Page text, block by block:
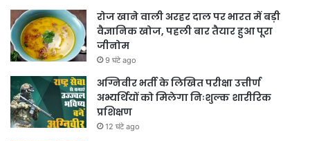
रोज खाने वाली अरहर दाल पर भारत में बड़ी
वैज्ञानिक खोज, पहली बार तैयार हुआ पूरा
जीनोम
9 घंटे ago
अग्निवीर भर्ती के लिखित परीक्षा उत्तीर्ण
अभ्यर्थियों को मिलेगा निःशुल्क शारीरिक
प्रशिक्षण
12 घंटे ago